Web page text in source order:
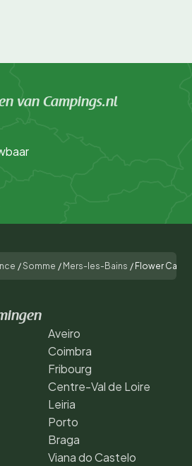
van Campings.nl
/Somme / Mers-les-Bains / Flower
Aveiro
Coimbra
Fribourg
Centre-Val de Loire
Leiria
Porto
Braga
Viana do Castelo